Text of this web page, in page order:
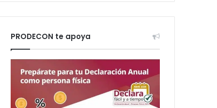
PRODECON te apoya